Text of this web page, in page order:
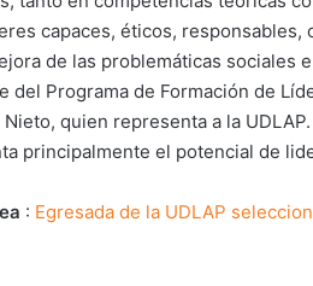
capaces, éticos,
de las problemáticas sociales
del Programa de Formación de
quien representa a la
principalmente el potencial de
: Egresada de la UDLAP